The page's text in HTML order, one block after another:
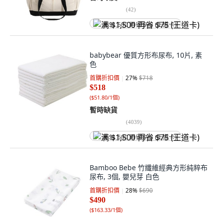
(42)
满 $1,500 再省 $75 (王道卡)
babybear 優質方形布尿布, 10片, 素
色
首購折扣價 27%$718
$518
($51.80/1個)
暫時缺貨
(4039)
满 $1,500 再省 $75 (王道卡)
Bamboo Bebe 竹纖維經典方形純粹布
尿布, 3個, 嬰兒芽 白色
首購折扣價 28%$690
$490
($163.33/1個)